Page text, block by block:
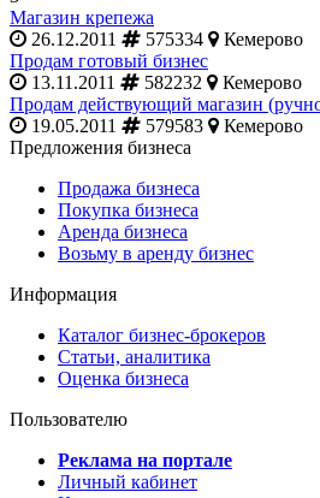
Магазин крепежа
26.12.2011
575334
Кемерово
Продам готовый бизнес
13.11.2011
582232
Кемерово
Продам действующий магазин
19.05.2011
579583
Кемерово
Предложения бизнеса
Продажа бизнеса
Покупка бизнеса
Аренда бизнеса
Возьму в аренду бизнес
Информация
Каталог бизнес-брокеров
Статьи, аналитика
Оценка бизнеса
Пользователю
Реклама на портале
Личный кабинет